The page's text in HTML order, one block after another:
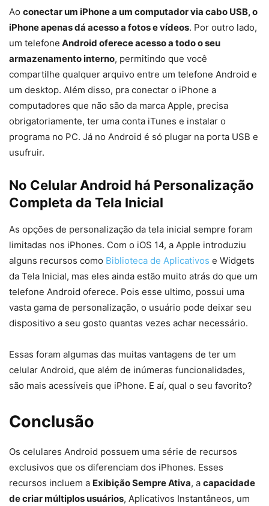
Ao conectar um iPhone a um computador via cabo USB, o
iPhone apenas dá acesso a fotos e vídeos. Por outro lado,
um telefone Android oferece acesso a todo o seu
armazenamento interno, permitindo que você
compartilhe qualquer arquivo entre um telefone Android e
um desktop. Além disso, pra conectar o iPhone a
computadores que não são da marca Apple, precisa
obrigatoriamente, ter uma conta iTunes e instalar o
programa no PC. Já no Android é só plugar na porta USB e
usufruir.
No Celular Android há Personalização
Completa da Tela Inicial
As opções de personalização da tela inicial sempre foram
limitadas nos iPhones. Com o iOS 14, a Apple introduziu
alguns recursos como Biblioteca de Aplicativos e Widgets
da Tela Inicial, mas eles ainda estão muito atrás do que um
telefone Android oferece. Pois esse ultimo, possui uma
vasta gama de personalização, o usuário pode deixar seu
dispositivo a seu gosto quantas vezes achar necessário.
Essas foram algumas das muitas vantagens de ter um
celular Android, que além de inúmeras funcionalidades,
são mais acessíveis que iPhone. E aí, qual o seu favorito?
Conclusão
Os celulares Android possuem uma série de recursos
exclusivos que os diferenciam dos iPhones. Esses
recursos incluem a Exibição Sempre Ativa, a capacidade
de criar múltiplos usuários, Aplicativos Instantâneos, um